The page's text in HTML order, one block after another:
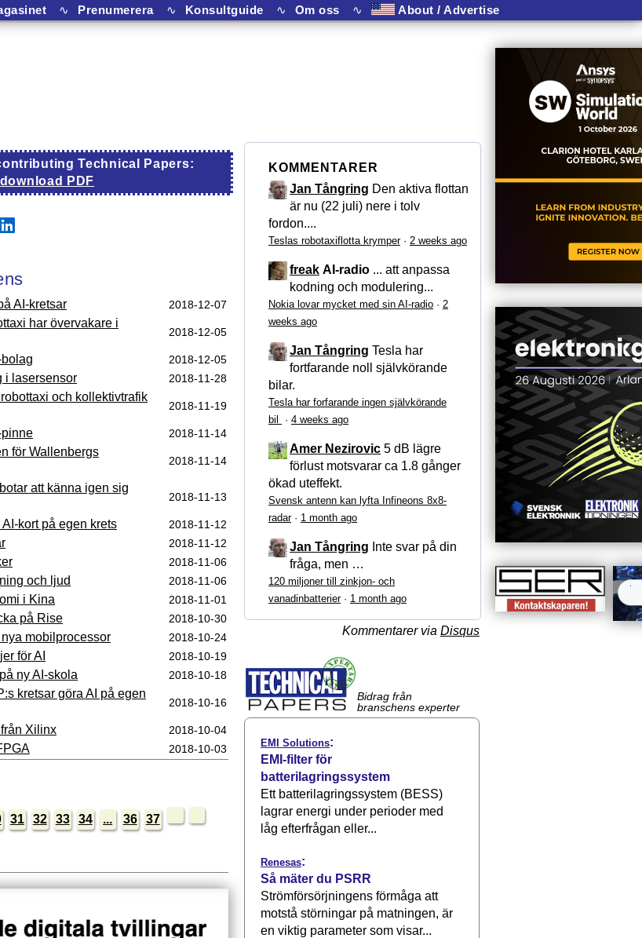
∿ Prenumerera ∿ Konsultguide ∿ Om oss ∿ About / Advertise
Technical Papers:
download PDF
AI-kretsar 2018‑12‑07
har övervakare i
2018‑12‑05
2018‑12‑05
i lasersensor 2018‑11‑28
och kollektivtrafik
2018‑11‑19
pinne 2018‑11‑14
för Wallenbergs
2018‑11‑14
att känna igen sig
2018‑11‑13
kort på egen krets 2018‑11‑12
2018‑11‑12
2018‑11‑06
och ljud 2018‑11‑06
i Kina 2018‑11‑01
på Rise 2018‑10‑30
mobilprocessor 2018‑10‑24
för AI 2018‑10‑19
ny AI-skola 2018‑10‑18
kretsar göra AI på egen
2018‑10‑16
Xilinx 2018‑10‑04
2018‑10‑03
31 32 33 34 ... 36 37
KOMMENTARER
Jan Tångring Den aktiva flottan
är nu (22 juli) nere i tolv
fordon....
Teslas robotaxiflotta krymper· 2 weeks ago
freak AI-radio ... att anpassa
kodning och modulering...
Nokia lovar mycket med sin AI-radio · 2
weeks ago
Jan Tångring Tesla har
fortfarande noll självkörande
bilar.
Tesla har forfarande ingen självkörande
bil
· 4 weeks ago
Amer Nezirovic 5 dB lägre
förlust motsvarar ca 1.8 gånger
ökad uteffekt.
Svensk antenn kan lyfta Infineons 8x8-
radar· 1 month ago
Jan Tångring Inte svar på din
fråga, men …
120 miljoner till zinkjon- och
vanadinbatterier· 1 month ago
Kommentarer via Disqus
Bidrag från
branschens experter
EMI Solutions:
EMI-filter för
batterilagringssystem
Ett batterilagringssystem (BESS)
lagrar energi under perioder med
låg efterfrågan eller...
Renesas:
Så mäter du PSRR
Strömförsörjningens förmåga att
motstå störningar på matningen, är
en viktig parameter som visar...